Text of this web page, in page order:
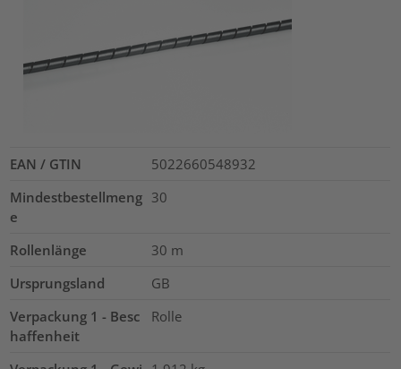
EAN / GTIN
5022660548932
Mindestbestellmeng
e
30
Rollenlänge 30 m
Ursprungsland
GB
Verpackung 1 - Besc
haffenheit
Rolle